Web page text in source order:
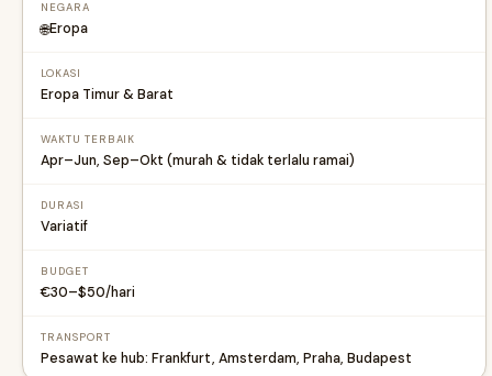
NEGARA
🌐Eropa
LOKASI
Eropa Timur & Barat
WAKTU TERBAIK
Apr–Jun, Sep–Okt (murah & tidak terlalu ramai)
DURASI
Variatif
BUDGET
€30–$50/hari
TRANSPORT
Pesawat ke hub: Frankfurt, Amsterdam, Praha, Budapest